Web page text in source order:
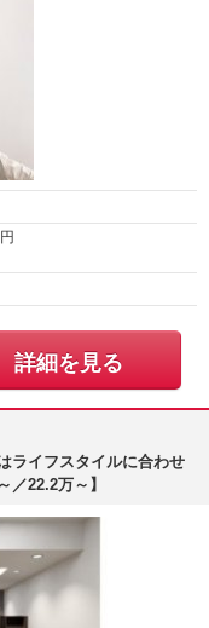
円
詳細を見る
ライフスタイルに合わせ
22.2万～】